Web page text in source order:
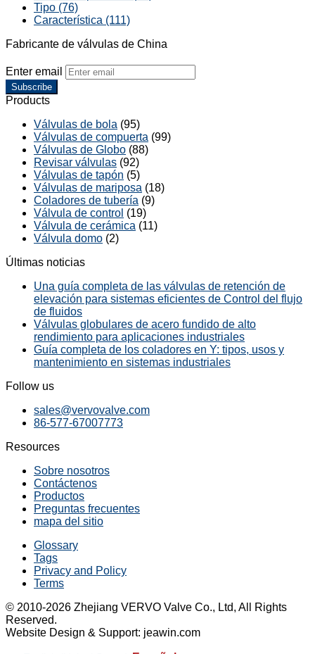
Tipo (76)
Característica (111)
Fabricante de válvulas de China
Enter email
Subscribe
Products
Válvulas de bola (95)
Válvulas de compuerta (99)
Válvulas de Globo (88)
Revisar válvulas (92)
Válvulas de tapón (5)
Válvulas de mariposa (18)
Coladores de tubería (9)
Válvula de control (19)
Válvula de cerámica (11)
Válvula domo (2)
Últimas noticias
Una guía completa de las válvulas de retención de
elevación para sistemas eficientes de Control del flujo
de fluidos
Válvulas globulares de acero fundido de alto
rendimiento para aplicaciones industriales
Guía completa de los coladores en Y: tipos, usos y
mantenimiento en sistemas industriales
Follow us
sales@vervovalve.com
86-577-67007773
Resources
Sobre nosotros
Contáctenos
Productos
Preguntas frecuentes
mapa del sitio
Glossary
Tags
Privacy and Policy
Terms
© 2010-2026 Zhejiang VERVO Valve Co., Ltd, All Rights
Reserved.
Website Design & Support: jeawin.com